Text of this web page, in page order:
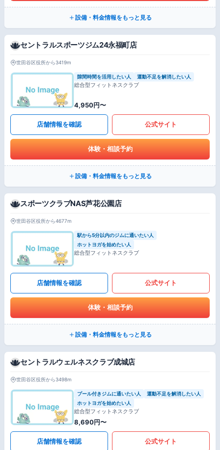
設備・料金情報をもっと見る
セントラルスポーツジム24永福町店
世田谷区役所から3419m
隙間時間を活用したい人 運動不足を解消したい人
総合型フィットネスクラブ
4,950円〜
店舗情報を確認 公式サイト
体験・相談予約
設備・料金情報をもっと見る
スポーツクラブNAS芦花公園店
世田谷区役所から4677m
駅から5分以内のジムに通いたい人
ホットヨガを始めたい人
総合型フィットネスクラブ
店舗情報を確認 公式サイト
体験・相談予約
設備・料金情報をもっと見る
セントラルウェルネスクラブ成城店
世田谷区役所から3498m
プール付きジムに通いたい人
運動不足を解消したい人
ホットヨガを始めたい人
総合型フィットネスクラブ
8,690円〜
店舗情報を確認 公式サイト